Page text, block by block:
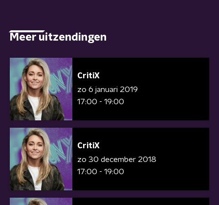
Meer uitzendingen
CritiX
zo 6 januari 2019
17:00 - 19:00
CritiX
zo 30 december 2018
17:00 - 19:00